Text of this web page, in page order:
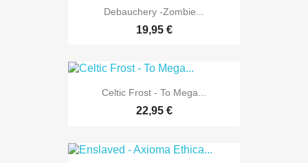
Debauchery -Zombie...
19,95 €
Celtic Frost - To Mega...
22,95 €